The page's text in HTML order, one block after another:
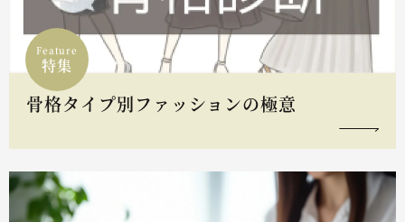
Feature
特集
骨格タイプ別ファッションの極意